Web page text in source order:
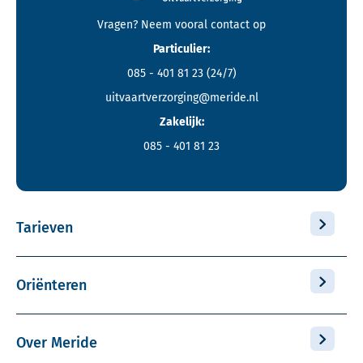
Vragen? Neem vooral contact op
Particulier:
085 - 401 81 23 (24/7)
uitvaartverzorging@meride.nl
Zakelijk:
085 - 401 81 23
Tarieven
Oriënteren
Over Meride